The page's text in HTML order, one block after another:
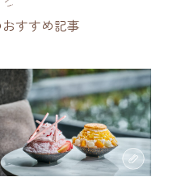
おすすめ記事